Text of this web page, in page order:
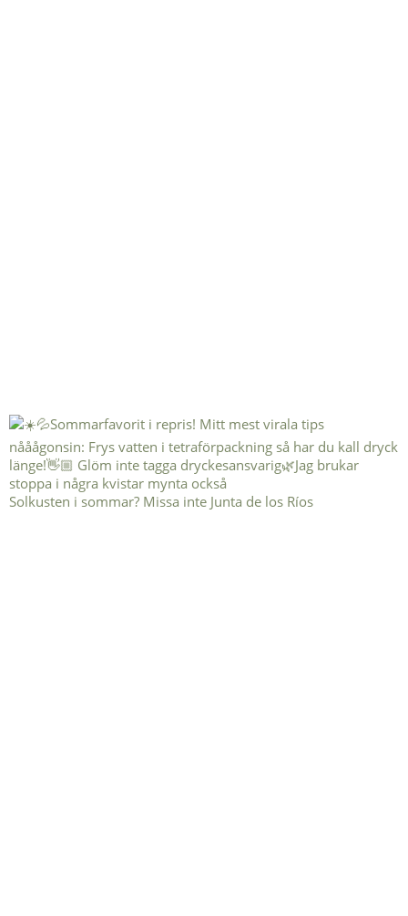
Solkusten i sommar? Missa inte Junta de los Ríos